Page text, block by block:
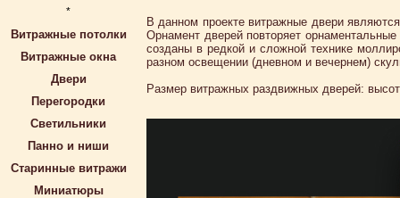
*
Витражные потолки
Витражные окна
Двери
Перегородки
Светильники
Панно и ниши
Старинные витражи
Миниатюры
В данном проекте витражные двери
Орнамент дверей повторяет
созданы в редкой и сложной технике
разном освещении (дневном и вечернем)
Размер витражных раздвижных дверей: